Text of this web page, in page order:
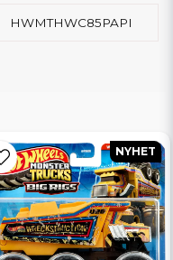
HWMTHWC85PAPI
NYHET